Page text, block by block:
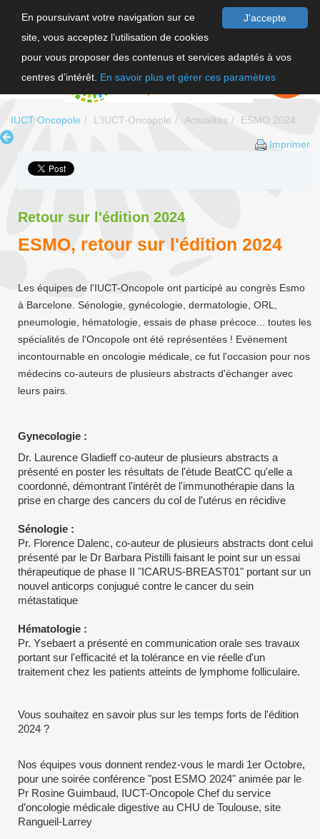
J'accepte
En poursuivant votre navigation sur ce
site, vous acceptez l’utilisation de cookies
pour vous proposer des contenus et services adaptés à vos
centres d’intérêt. En savoir plus et gérer ces paramètres
FAIRE UN
DON
IUCT Oncopole L'IUCT-Oncopole Actualités ESMO 2024
Imprimer
Retour sur l'édition 2024
ESMO, retour sur l'édition 2024
Les équipes de l'IUCT-Oncopole ont participé au congrès Esmo
à Barcelone. Sénologie, gynécologie, dermatologie, ORL,
pneumologie, hématologie, essais de phase précoce... toutes les
spécialités de l'Oncopole ont été représentées ! Evènement
incontournable en oncologie médicale, ce fut l'occasion pour nos
médecins co-auteurs de plusieurs abstracts d'échanger avec
leurs pairs.
Gynecologie :
Dr. Laurence Gladieff co-auteur de plusieurs abstracts a
présenté en poster les résultats de l'étude BeatCC qu'elle a
coordonné, démontrant l'intérêt de l'immunothérapie dans la
prise en charge des cancers du col de l'utérus en récidive
Sénologie :
Pr. Florence Dalenc, co-auteur de plusieurs abstracts dont celui
présenté par le Dr Barbara Pistilli faisant le point sur un essai
thérapeutique de phase II "ICARUS-BREAST01" portant sur un
nouvel anticorps conjugué contre le cancer du sein
métastatique
Hématologie :
Pr. Ysebaert a présenté en communication orale ses travaux
portant sur l'efficacité et la tolérance en vie réelle d'un
traitement chez les patients atteints de lymphome folliculaire.
Vous souhaitez en savoir plus sur les temps forts de l'édition
2024 ?
Nos équipes vous donnent rendez-vous le mardi 1er Octobre,
pour une soirée conférence "post ESMO 2024" animée par le
Pr Rosine Guimbaud, IUCT-Oncopole Chef du service
d’oncologie médicale digestive au CHU de Toulouse, site
Rangueil-Larrey